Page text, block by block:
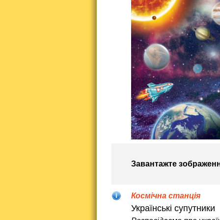
Завантажте
Космічна станція
Українські